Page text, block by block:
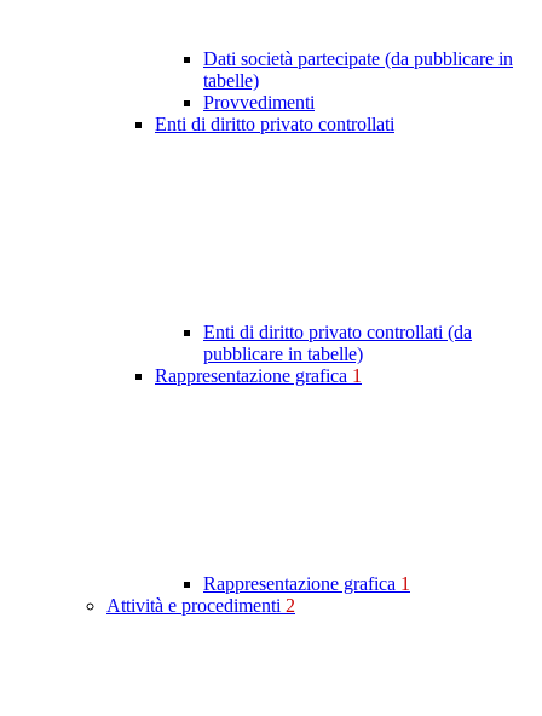
Dati società partecipate (da pubblicare in
tabelle)
Provvedimenti
Enti di diritto privato controllati
Enti di diritto privato controllati (da
pubblicare in tabelle)
Rappresentazione grafica 1
Rappresentazione grafica 1
Attività e procedimenti 2